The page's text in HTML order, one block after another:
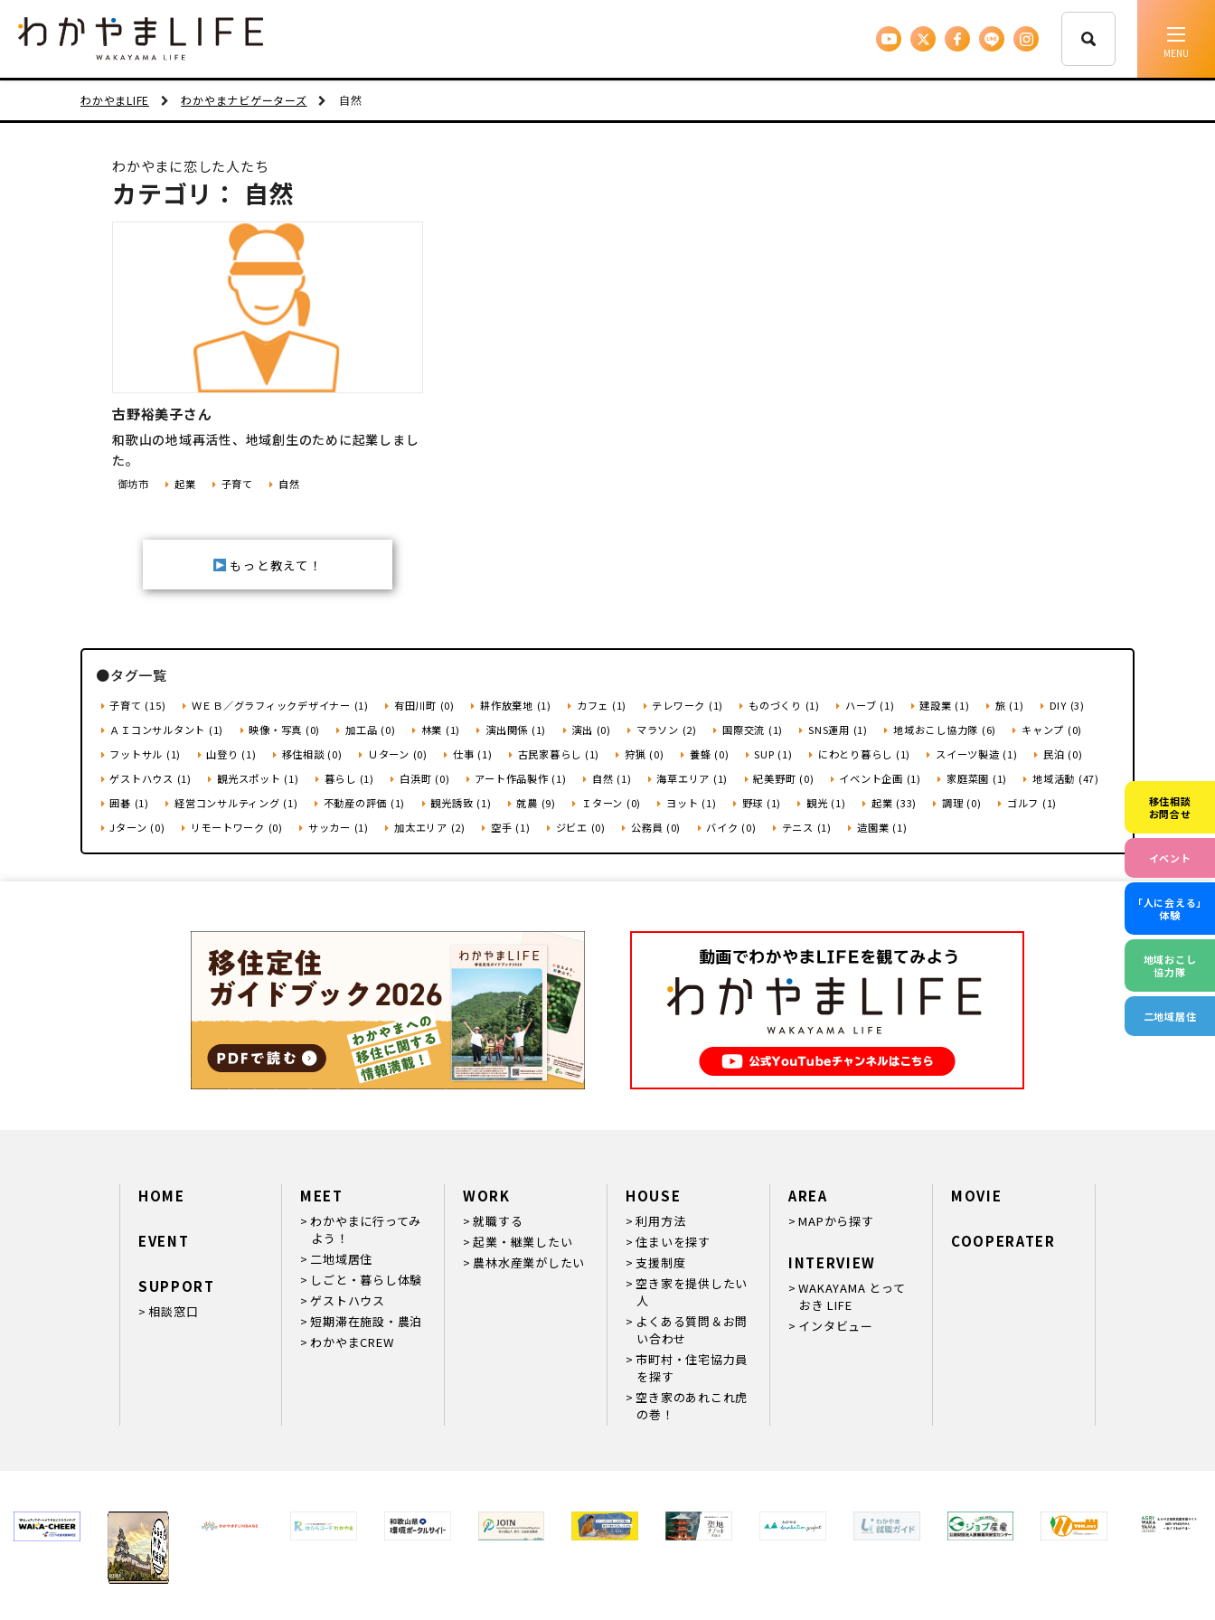
移住相談
お問合せ
イベント
「人に会える」
体験
地域おこし
協力隊
二地域居住
わかやまLIFE わかやまナビゲーターズ 自然
わかやまに恋した人たち
カテゴリ： 自然
古野裕美子さん
和歌山の地域再活性、地域創生のために起業しまし
た。
御坊市 起業 子育て 自然
もっと教えて！
●タグ一覧
子育て (15) ＷＥＢ／グラフィックデザイナー (1) 有田川町 (0) 耕作放棄地 (1) カフェ (1) テレワーク (1) ものづくり (1) ハーブ (1) 建設業 (1) 旅 (1)
DIY (3)
ＡＩコンサルタント (1)
映像・写真 (0) 加工品 (0) 林業 (1) 演出関係 (1) 演出 (0) マラソン (2) 国際交流 (1) SNS運用 (1) 地域おこし協力隊 (6)
キャンプ (0)
フットサル (1)
山登り (1) 移住相談 (0) Ｕターン (0) 仕事 (1) 古民家暮らし (1) 狩猟 (0) 養蜂 (0) SUP (1) にわとり暮らし (1) スイーツ製造 (1)
民泊 (0)
ゲストハウス (1)
観光スポット (1) 暮らし (1) 白浜町 (0) アート作品製作 (1) 自然 (1) 海草エリア (1) 紀美野町 (0) イベント企画 (1) 家庭菜園 (1)
地域活動 (47)
囲碁 (1)
経営コンサルティング (1) 不動産の評価 (1) 観光誘致 (1) 就農 (9) Ｉターン (0) ヨット (1) 野球 (1) 観光 (1) 起業 (33) 調理 (0)
ゴルフ (1)
Jターン (0)
リモートワーク (0) サッカー (1) 加太エリア (2) 空手 (1) ジビエ (0) 公務員 (0) バイク (0) テニス (1) 造園業 (1)
HOME
EVENT
SUPPORT
相談窓口
MEET
わかやまに行ってみ
よう！
二地域居住
しごと・暮らし体験
ゲストハウス
短期滞在施設・農泊
わかやまCREW
WORK
就職する
起業・継業したい
農林水産業がしたい
HOUSE
利用方法
住まいを探す
支援制度
空き家を提供したい
人
よくある質問＆お問
い合わせ
市町村・住宅協力員
を探す
空き家のあれこれ虎
の巻！
AREA
MAPから探す
INTERVIEW
WAKAYAMA とって
おき LIFE
インタビュー
MOVIE
COOPERATER